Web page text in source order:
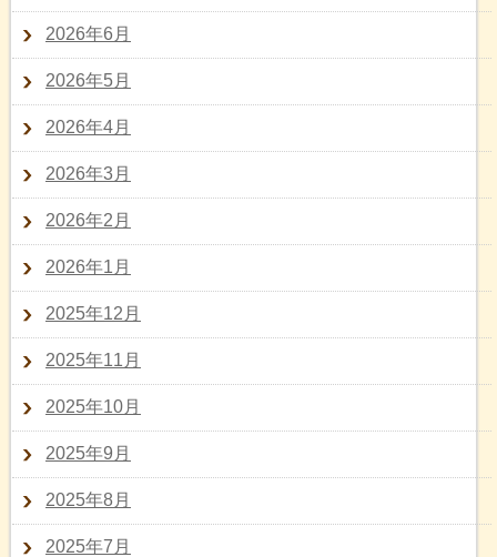
2026年6月
2026年5月
2026年4月
2026年3月
2026年2月
2026年1月
2025年12月
2025年11月
2025年10月
2025年9月
2025年8月
2025年7月